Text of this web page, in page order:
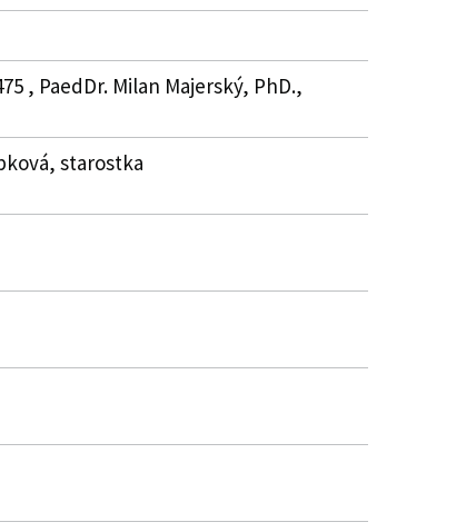
, PaedDr. Milan Majerský, PhD.,
starostka